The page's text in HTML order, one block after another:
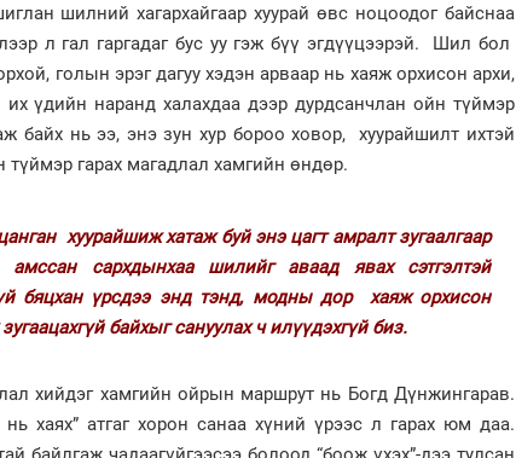
шилний хагархайгаар хуурай өвс ноцоодог байснаа
л гал гаргадаг бус уу гэж бүү эгдүүцээрэй. Шил бол
голын эрэг дагуу хэдэн арваар нь хаяж орхисон архи,
үдийн наранд халахдаа дээр дурдсанчлан ойн түймэр
байх нь ээ, энэ зун хур бороо ховор, хуурайшилт ихтэй
гарах магадлал хамгийн өндөр.
хуурайшиж хатаж буй энэ цагт амралт зугаалгаар
амссан сархдынхаа шилийг аваад явах сэтгэлтэй
бяцхан үрсдээ энд тэнд, модны дор хаяж орхисон
байхыг сануулах ч илүүдэхгүй биз.
хийдэг хамгийн ойрын маршрут нь Богд Дүнжингарав.
хаях” атгаг хорон санаа хүний үрээс л гарах юм даа.